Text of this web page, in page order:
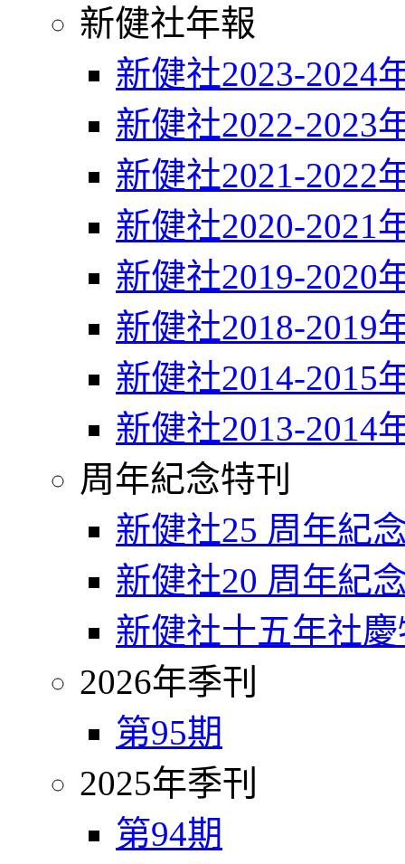
新健社年報
新健社2023-2024
新健社2022-2023
新健社2021-2022
新健社2020-2021
新健社2019-2020
新健社2018-2019
新健社2014-2015
新健社2013-2014
周年紀念特刊
新健社25 周年紀
新健社20 周年紀
新健社十五年社
2026年季刊
第95期
2025年季刊
第94期